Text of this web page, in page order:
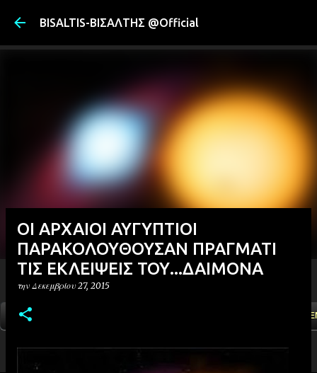
BISALTIS-ΒΙΣΑΛΤΗΣ @Official
ΑΡΧΙΚΗ
ΟΙ ΑΡΧΑΙΟΙ ΑΥΓΥΠΤΙΟΙ
ΠΑΡΑΚΟΛΟΥΘΟΥΣΑΝ ΠΡΑΓΜΑΤΙ
ΤΙΣ ΕΚΛΕΙΨΕΙΣ ΤΟΥ...ΔΑΙΜΟΝΑ
την Δεκεμβρίου 27, 2015